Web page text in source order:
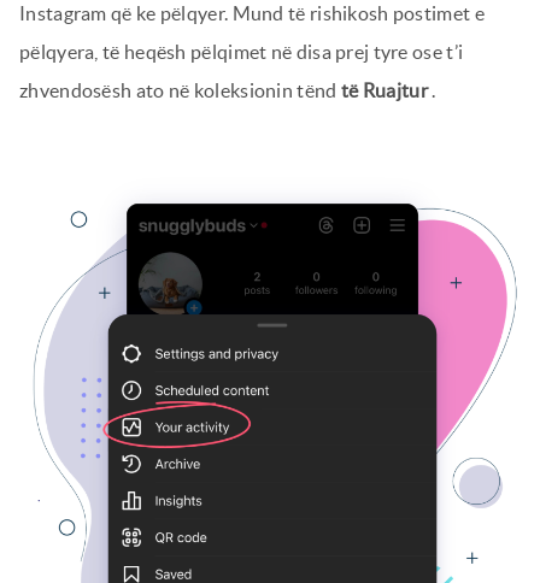
Instagram që ke pëlqyer. Mund të rishikosh postimet e
pëlqyera, të heqësh pëlqimet në disa prej tyre ose t’i
zhvendosësh ato në koleksionin tënd të Ruajtur.